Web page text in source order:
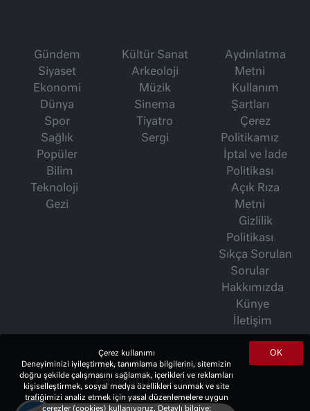
Gündem
Siyaset
Ekonomi
Dünya
Spor
Sağlık
Popüler
Bilim
Teknoloji
Gezi
Kültür Sanat
Arkeoloji
Müzik
Sinema
Tiyatro
Sergi
Aydınlatma
Metni
Kullanım
Şartları
Çerez
Politikamız
İptal ve İade
Politikası
Açık Rıza
Metni
Gizlilik
Politikası
Sıkça Sorulan
Sorular
Hakkımızda
Künye
İletişim
İsmet Berkan Yazıları
Ertuğrul Özkök Yazıları
Haftalık Gazete
OK
Çerez kullanımı
Deneyiminizi iyileştirmek, tanımlama bilgilerini, sitemizin
doğru şekilde çalışmasını sağlamak, içerikleri ve reklamları
kişiselleştirmek, sosyal medya özellikleri sunmak ve site
trafiğimizi analiz etmek için yasal düzenlemelere uygun
çerezler (cookies) kullanıyoruz. Detaylı bilgiye;